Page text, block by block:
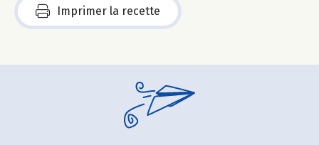
Imprimer la recette